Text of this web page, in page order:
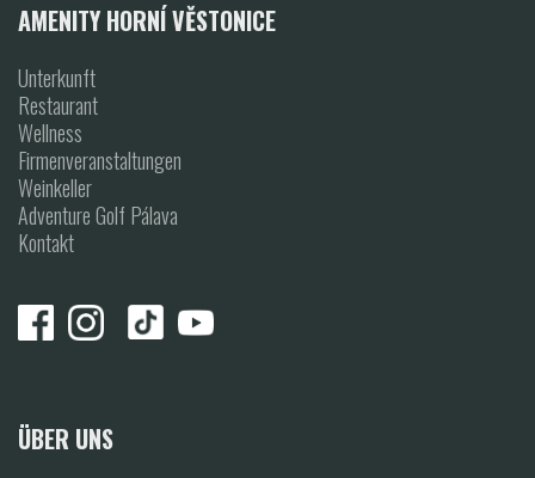
AMENITY HORNÍ VĚSTONICE
Unterkunft
Restaurant
Wellness
Firmenveranstaltungen
Weinkeller
Adventure Golf Pálava
Kontakt
ÜBER UNS